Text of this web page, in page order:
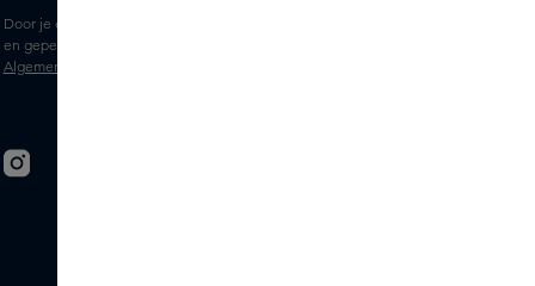
Door je e-mailadres in te vullen geef je toestemming om de Skins nieuwsbrief
en gepersonaliseerde marketingberichten via e-mail te ontvangen. Bekijk de
Algemene voorwaarden